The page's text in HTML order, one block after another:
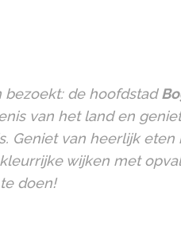
bezoekt: de hoofdstad
van het land en
Geniet van heerlijk eten
wijken met
doen!